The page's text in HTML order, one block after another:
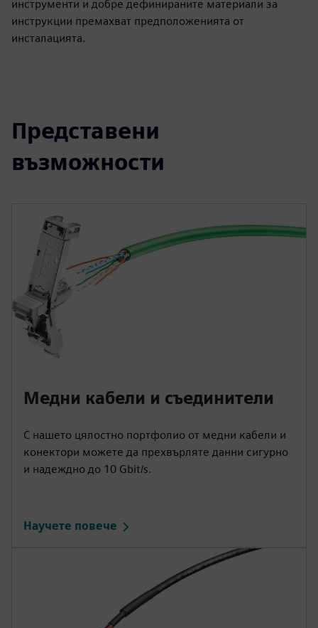
инструменти и добре дефинираните материали за
инструкции премахват предположенията от
инсталацията.
Представени
възможности
Медни кабели и съединители
С нашето цялостно портфолио от медни кабели и
конектори можете да прехвърляте данни сигурно
и надеждно до 10 Gbit/s.
Научете повече